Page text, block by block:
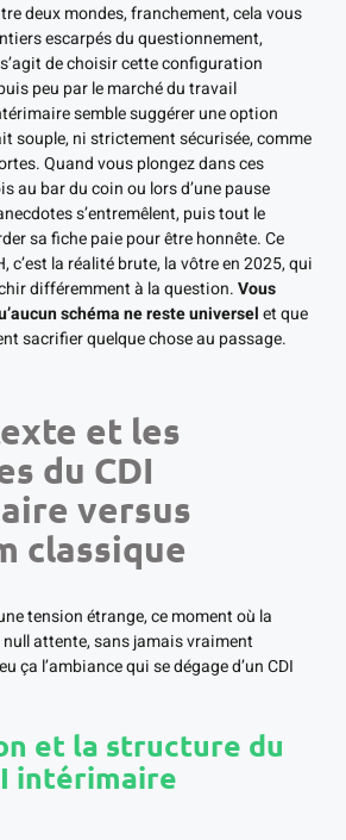
deux mondes, franchement, cela vous
escarpés du questionnement,
de choisir cette configuration
peu par le marché du travail
semble suggérer une option
souple, ni strictement sécurisée, comme
Quand vous plongez dans ces
au bar du coin ou lors d’une pause
s’entremêlent, puis tout le
sa fiche paie pour être honnête. Ce
c’est la réalité brute, la vôtre en 2025, qui
différemment à la question.Vous
schéma ne reste universelet que
sacrifier quelque chose au passage.
et les
du CDI
versus
classique
tension étrange, ce moment où la
attente, sans jamais vraiment
ça l’ambiance qui se dégage d’un CDI
et la structure du
intérimaire